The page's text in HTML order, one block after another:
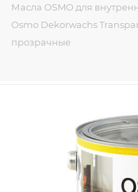
Масла OSMO для
Osmo Dekorwachs
прозрачные